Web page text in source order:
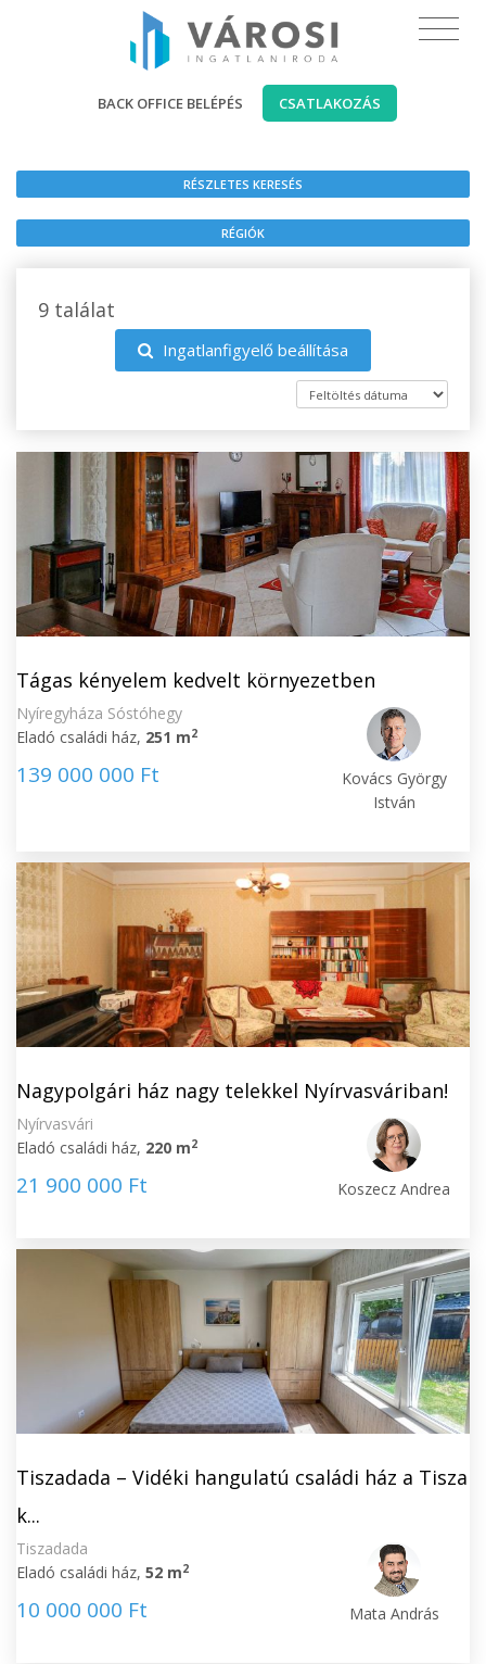
BACK OFFICE BELÉPÉS CSATLAKOZÁS
RÉSZLETES KERESÉS
RÉGIÓK
9 találat
Ingatlanfigyelő beállítása
Tágas kényelem kedvelt környezetben
Nyíregyháza Sóstóhegy
Eladó családi ház, 251 m2
139 000 000 Ft
Kovács György
István
Nagypolgári ház nagy telekkel Nyírvasváriban!
Nyírvasvári
Eladó családi ház, 220 m2
21 900 000 Ft Koszecz Andrea
Tiszadada – Vidéki hangulatú családi ház a Tisza
k...
Tiszadada
Eladó családi ház, 52 m2
10 000 000 Ft Mata András